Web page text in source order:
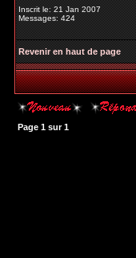
Inscrit le: 21 Jan 2007
Messages: 424
Revenir en haut de page
Page 1 sur1